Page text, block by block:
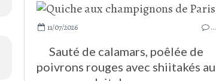
11/07/2026 …
Sauté de calamars, poêlée de
poivrons rouges avec shiitakés au